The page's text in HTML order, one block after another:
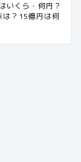
いくら・何円？
は？15億円は何